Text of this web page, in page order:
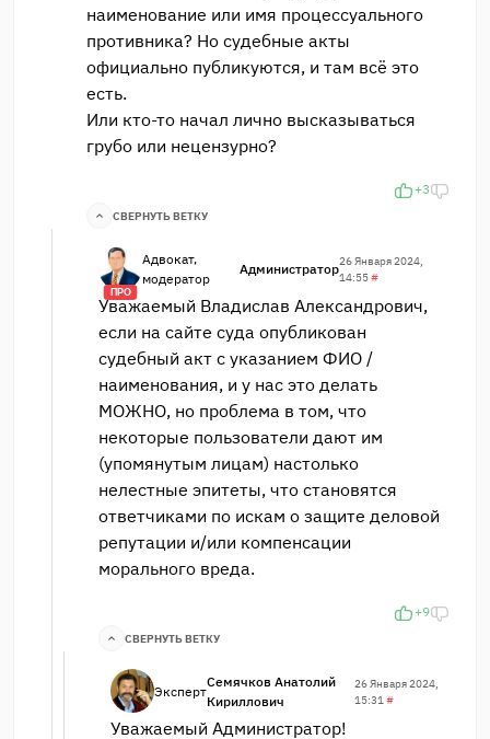
наименование или имя процессуального
противника? Но судебные акты
официально публикуются, и там всё это
есть.
Или кто-то начал лично высказываться
грубо или нецензурно?
+3
СВЕРНУТЬ ВЕТКУ
ПРО
Адвокат,
модератор
Администратор26 Января 2024,
14:55#
Уважаемый Владислав Александрович,
если на сайте суда опубликован
судебный акт с указанием ФИО /
наименования, и у нас это делать
МОЖНО, но проблема в том, что
некоторые пользователи дают им
(упомянутым лицам) настолько
нелестные эпитеты, что становятся
ответчиками по искам о защите деловой
репутации и/или компенсации
морального вреда.
+9
СВЕРНУТЬ ВЕТКУ
Эксперт
Семячков Анатолий
Кириллович
26 Января 2024,
15:31#
Уважаемый Администратор!